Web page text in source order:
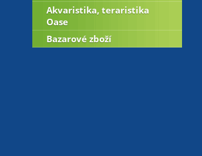
Akvaristika, teraristika
Oase
Bazarové zboží